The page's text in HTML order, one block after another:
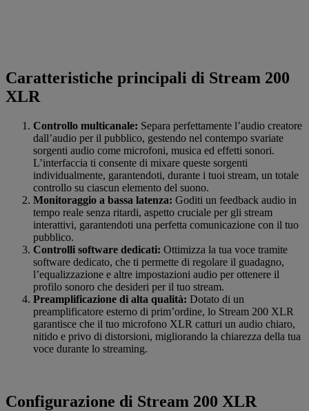
Caratteristiche principali di Stream 200
XLR
Controllo multicanale: Separa perfettamente l’audio creatore
dall’audio per il pubblico, gestendo nel contempo svariate
sorgenti audio come microfoni, musica ed effetti sonori.
L’interfaccia ti consente di mixare queste sorgenti
individualmente, garantendoti, durante i tuoi stream, un totale
controllo su ciascun elemento del suono.
Monitoraggio a bassa latenza: Goditi un feedback audio in
tempo reale senza ritardi, aspetto cruciale per gli stream
interattivi, garantendoti una perfetta comunicazione con il tuo
pubblico.
Controlli software dedicati: Ottimizza la tua voce tramite
software dedicato, che ti permette di regolare il guadagno,
l’equalizzazione e altre impostazioni audio per ottenere il
profilo sonoro che desideri per il tuo stream.
Preamplificazione di alta qualità: Dotato di un
preamplificatore esterno di prim’ordine, lo Stream 200 XLR
garantisce che il tuo microfono XLR catturi un audio chiaro,
nitido e privo di distorsioni, migliorando la chiarezza della tua
voce durante lo streaming.
Configurazione di Stream 200 XLR